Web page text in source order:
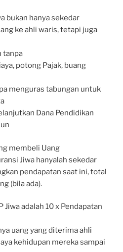
bukan hanya sekedar
ke ahli waris, tetapi juga
tanpa
potong Pajak, buang
menguras tabungan untuk
Dana Pendidikan
membeli Uang
Jiwa hanyalah sekedar
pendapatan saat ini, total
(bila ada).
adalah 10 x Pendapatan
uang yang diterima ahli
kehidupan mereka sampai